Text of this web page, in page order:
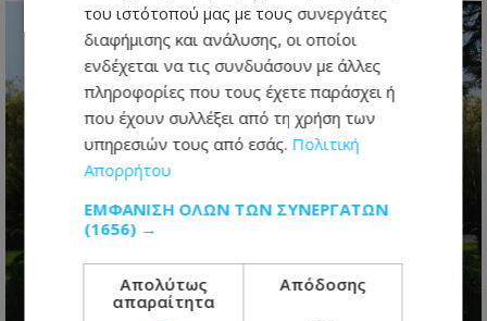
Η προεδρική μάχη άρχισε- Το
μετακίνηση των κομματικών
ισορροπιών
του ιστότοπού μας με τους συνεργάτες
διαφήμισης και ανάλυσης, οι οποίοι
ενδέχεται να τις συνδυάσουν με άλλες
πληροφορίες που τους έχετε παράσχει ή
που έχουν συλλέξει από τη χρήση των
υπηρεσιών τους από εσάς. Πολιτική
Απορρήτου
ΕΜΦΆΝΙΣΗ ΌΛΩΝ ΤΩΝ ΣΥΝΕΡΓΑΤΏΝ
(1656) →
Απολύτως
απαραίτητα
Απόδοσης